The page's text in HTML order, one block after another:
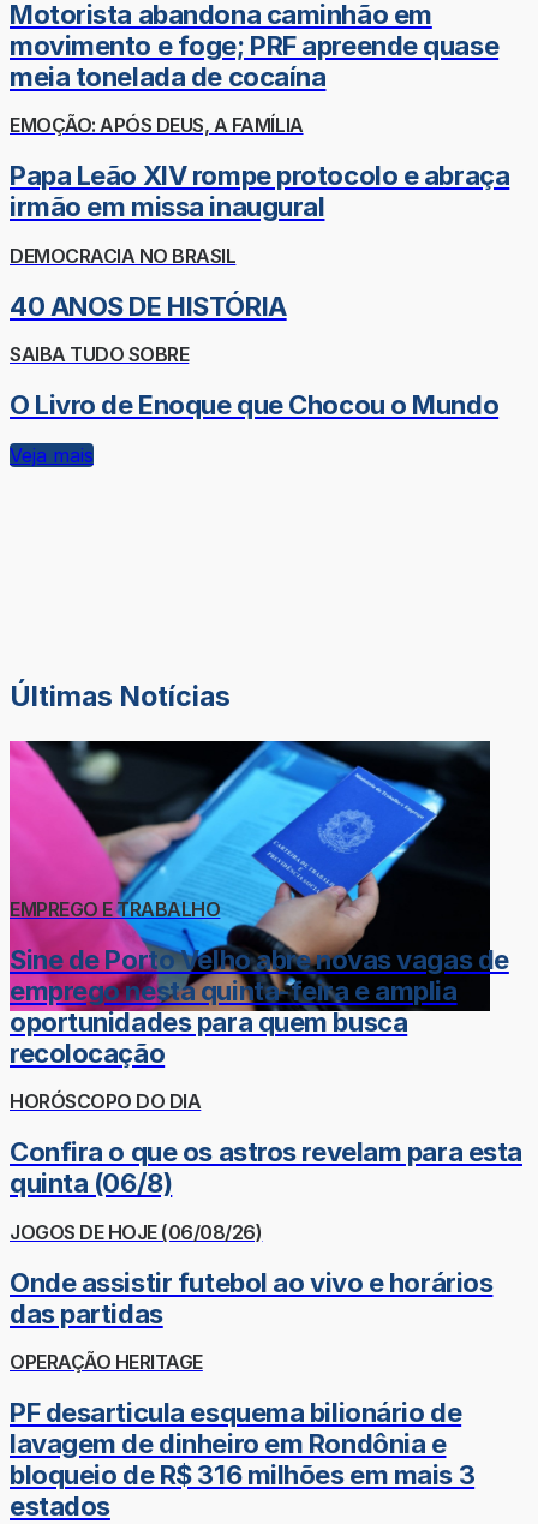
Motorista abandona caminhão em
movimento e foge; PRF apreende quase
meia tonelada de cocaína
EMOÇÃO: APÓS DEUS, A FAMÍLIA
Papa Leão XIV rompe protocolo e abraça
irmão em missa inaugural
DEMOCRACIA NO BRASIL
40 ANOS DE HISTÓRIA
SAIBA TUDO SOBRE
O Livro de Enoque que Chocou o Mundo
Veja mais
Últimas Notícias
EMPREGO E TRABALHO
Sine de Porto Velho abre novas vagas de
emprego nesta quinta-feira e amplia
oportunidades para quem busca
recolocação
HORÓSCOPO DO DIA
Confira o que os astros revelam para esta
quinta (06/8)
JOGOS DE HOJE (06/08/26)
Onde assistir futebol ao vivo e horários
das partidas
OPERAÇÃO HERITAGE
PF desarticula esquema bilionário de
lavagem de dinheiro em Rondônia e
bloqueio de R$ 316 milhões em mais 3
estados